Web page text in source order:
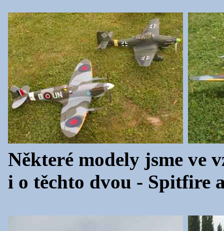
Některé modely jsme ve
i o těchto dvou - Spitfire